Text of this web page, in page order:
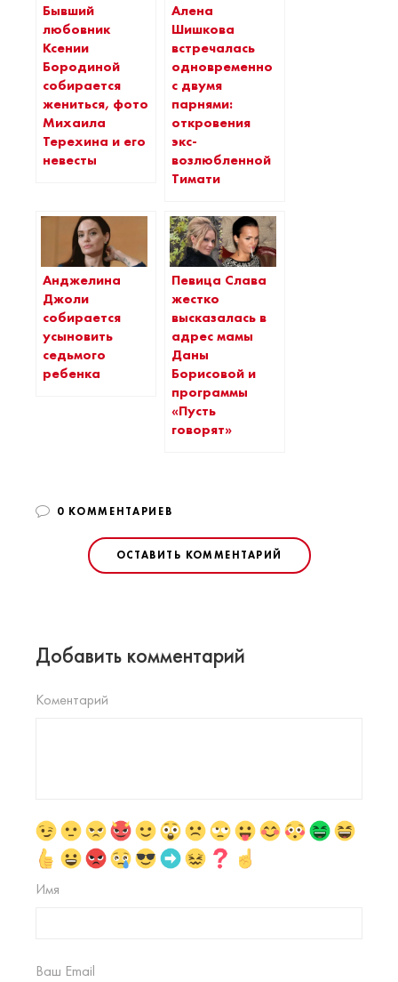
Бывший
любовник
Ксении
Бородиной
собирается
жениться, фото
Михаила
Терехина и его
невесты
Алена
Шишкова
встречалась
одновременно
с двумя
парнями:
откровения
экс-
возлюбленной
Тимати
Анджелина
Джоли
собирается
усыновить
седьмого
ребенка
Певица Слава
жестко
высказалась в
адрес мамы
Даны
Борисовой и
программы
«Пусть
говорят»
0 КОММЕНТАРИЕВ
ОСТАВИТЬ КОММЕНТАРИЙ
Добавить комментарий
Коментарий
Имя
Ваш Email